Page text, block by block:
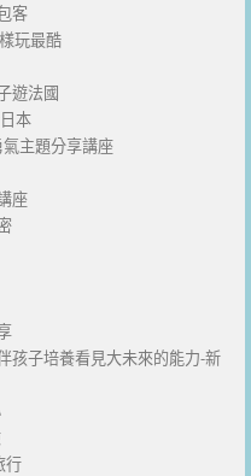
客
玩最酷
遊法國
本
主題分享講座
座
孩子培養看見大未來的能力-新
行